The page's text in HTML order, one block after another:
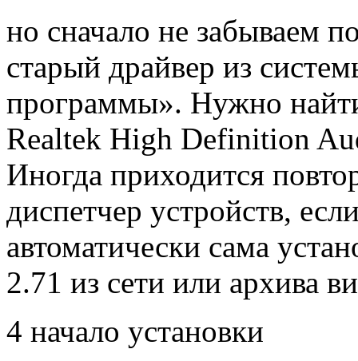
но сначало не забываем
старый драйвер из
программы». Нужно
Realtek High Definition
Иногда приходится
диспетчер устройств,
автоматически сама
2.71 из сети или архива
4 начало установки